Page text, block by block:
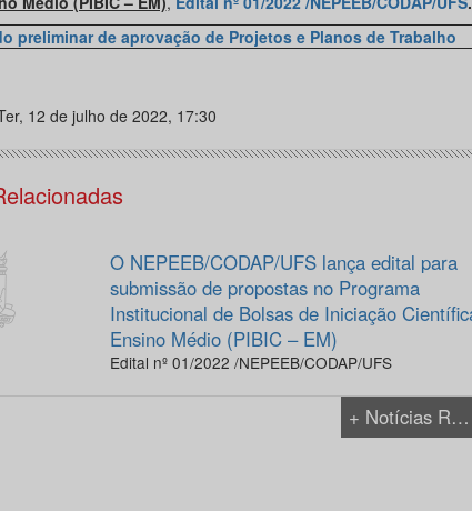
preliminar de aprovação de Projetos e Planos de Trabalho
12 de julho de 2022, 17:30
O NEPEEB/CODAP/UFS lança edital para
submissão de propostas no Programa
Institucional de Bolsas de Iniciação
Ensino Médio (PIBIC – EM)
Edital nº 01/2022 /NEPEEB/CODAP/UFS
+ Notícias Relacionadas